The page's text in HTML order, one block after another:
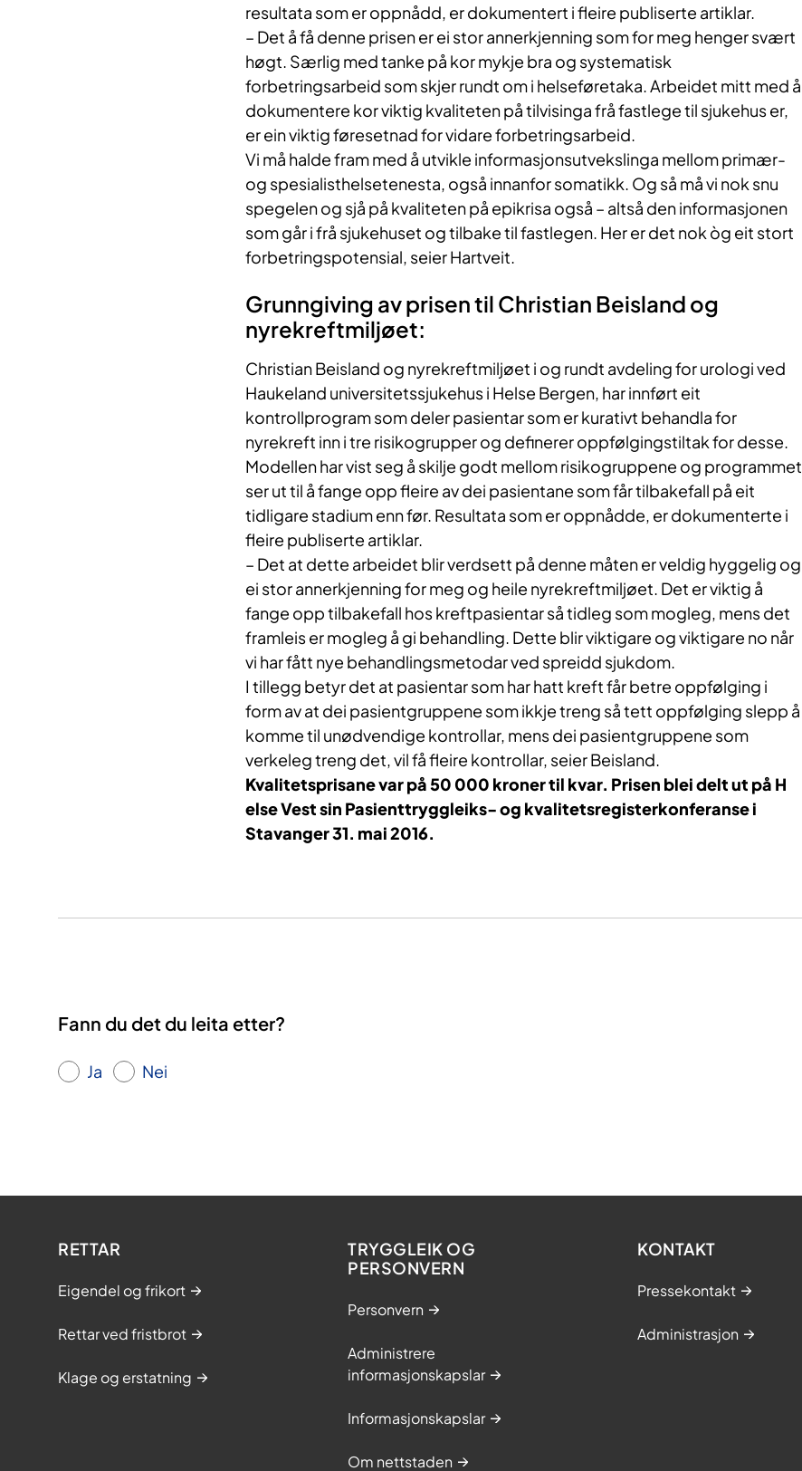
resultata som er oppnådd, er dokumentert i fleire publiserte artiklar.
– Det å få denne prisen er ei stor annerkjenning som for meg henger svært
høgt. Særlig med tanke på kor mykje bra og systematisk
forbetringsarbeid som skjer rundt om i helseføretaka. Arbeidet mitt med å
dokumentere kor viktig kvaliteten på tilvisinga frå fastlege til sjukehus er,
er ein viktig føresetnad for vidare forbetringsarbeid.
Vi må halde fram med å utvikle informasjonsutvekslinga mellom primær-
og spesialisthelsetenesta, også innanfor somatikk. Og så må vi nok snu
spegelen og sjå på kvaliteten på epikrisa også – altså den informasjonen
som går i frå sjukehuset og tilbake til fastlegen. Her er det nok òg eit stort
forbetringspotensial, seier Hartveit.
Grunngiving av prisen til Christian Beisland og
nyrekreftmiljøet:
Christian Beisland og nyrekreftmiljøet i og rundt avdeling for urologi ved
Haukeland universitetssjukehus i Helse Bergen, har innført eit
kontrollprogram som deler pasientar som er kurativt behandla for
nyrekreft inn i tre risikogrupper og definerer oppfølgingstiltak for desse.
Modellen har vist seg å skilje godt mellom risikogruppene og programmet
ser ut til å fange opp fleire av dei pasientane som får tilbakefall på eit
tidligare stadium enn før. Resultata som er oppnådde, er dokumenterte i
fleire publiserte artiklar.
– Det at dette arbeidet blir verdsett på denne måten er veldig hyggelig og
ei stor annerkjenning for meg og heile nyrekreftmiljøet. Det er viktig å
fange opp tilbakefall hos kreftpasientar så tidleg som mogleg, mens det
framleis er mogleg å gi behandling. Dette blir viktigare og viktigare no når
vi har fått nye behandlingsmetodar ved spreidd sjukdom.
I tillegg betyr det at pasientar som har hatt kreft får betre oppfølging i
form av at dei pasientgruppene som ikkje treng så tett oppfølging slepp å
komme til unødvendige kontrollar, mens dei pasientgruppene som
verkeleg treng det, vil få fleire kontrollar, seier Beisland.
Kvalitetsprisane var på 50 000 kroner til kvar. Prisen blei delt ut på H​
else Vest sin Pasienttryggleiks- og kvalitetsregisterkonferanse i
Stavanger 31. mai 2016.
Fann du det du leita etter?
Ja Nei
RETTAR
Eigendel og frikort
Rettar ved fristbrot
Klage og erstatning
TRYGGLEIK OG
PERSONVERN
Personvern
Administrere
informasjonskapslar
Informasjonskapslar
Om nettstaden
KONTAKT
Pressekontakt
Administrasjon